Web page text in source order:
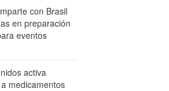
con Brasil
en preparación
eventos
activa
medicamentos